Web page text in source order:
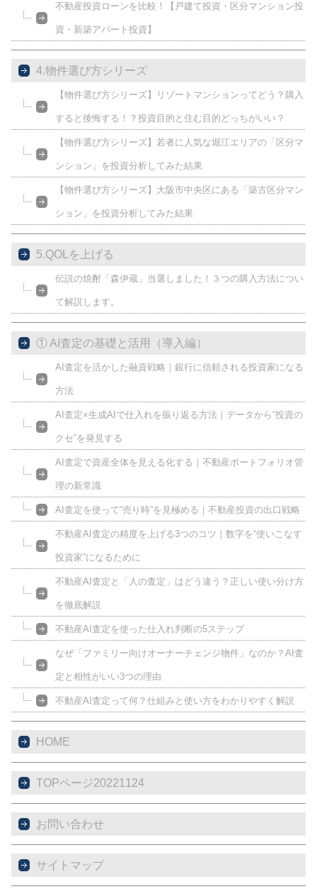
不動産投資ローンを比較！【戸建て投資・区分マンション投
資・新築アパート投資】
4.物件選び方シリーズ
【物件選び方シリーズ】リゾートマンションってどう？購入
すると後悔する！？投資目的と住む目的どっちがいい？
【物件選び方シリーズ】若者に人気な堀江エリアの「区分マ
ンション」を投資分析してみた結果
【物件選び方シリーズ】大阪市中央区にある「築古区分マン
ション」を投資分析してみた結果
5.QOLを上げる
伝説の焼酎「森伊蔵」当選しました！３つの購入方法につい
て解説します。
① AI査定の基礎と活用（導入編）
AI査定を活かした融資戦略｜銀行に信頼される投資家になる
方法
AI査定×生成AIで仕入れを振り返る方法｜データから“投資の
クセ”を発見する
AI査定で資産全体を見える化する｜不動産ポートフォリオ管
理の新常識
AI査定を使って“売り時”を見極める｜不動産投資の出口戦略
不動産AI査定の精度を上げる3つのコツ｜数字を“使いこなす
投資家”になるために
不動産AI査定と「人の査定」はどう違う？正しい使い分け方
を徹底解説
不動産AI査定を使った仕入れ判断の5ステップ
なぜ「ファミリー向けオーナーチェンジ物件」なのか？AI査
定と相性がいい3つの理由
不動産AI査定って何？仕組みと使い方をわかりやすく解説
HOME
TOPページ20221124
お問い合わせ
サイトマップ